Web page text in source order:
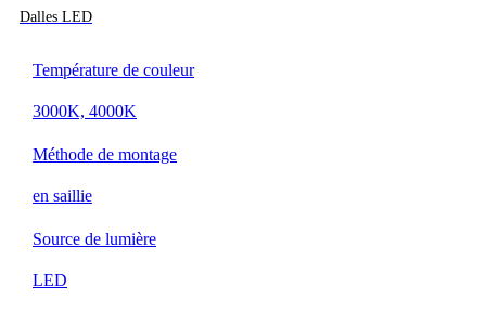
Dalles LED
Température de couleur
3000K, 4000K
Méthode de montage
en saillie
Source de lumière
LED